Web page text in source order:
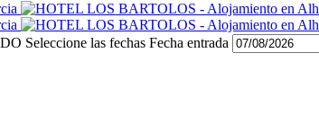
Seleccione las fechas Fecha entrada